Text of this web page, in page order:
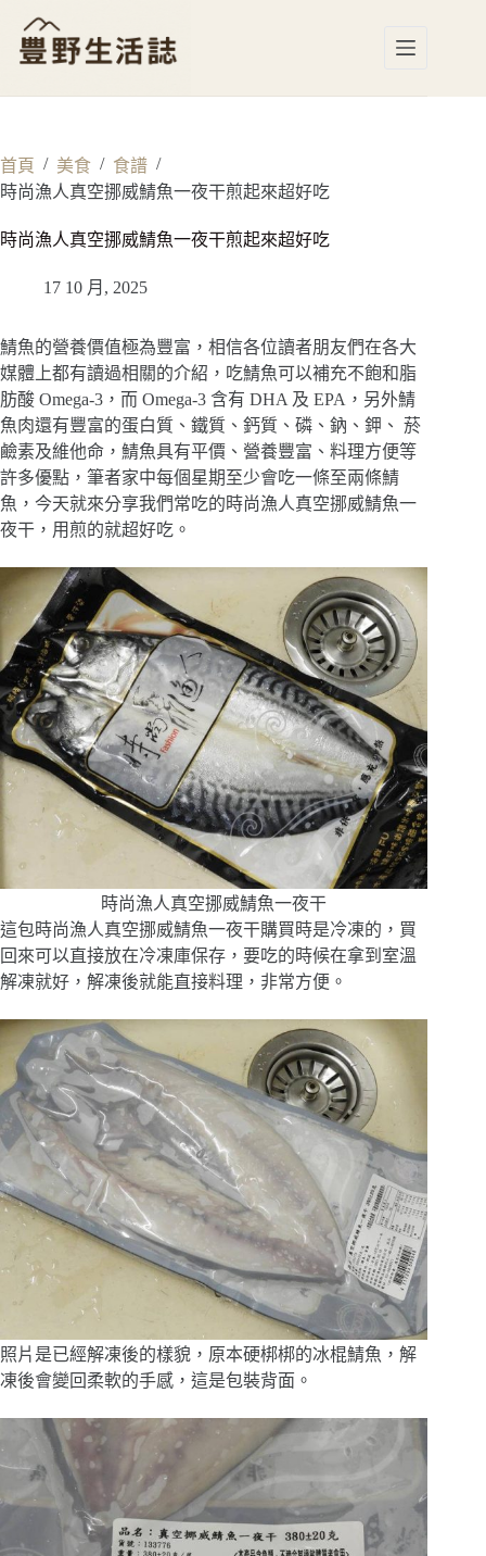
首頁 / 美食 / 食譜 /
時尚漁人真空挪威鯖魚一夜干煎起來超好吃
時尚漁人真空挪威鯖魚一夜干煎起來超好吃
17 10 月, 2025
鯖魚的營養價值極為豐富，相信各位讀者朋友們在各大
媒體上都有讀過相關的介紹，吃鯖魚可以補充不飽和脂
肪酸 Omega-3，而 Omega-3 含有 DHA 及 EPA，另外鯖
魚肉還有豐富的蛋白質、鐵質、鈣質、磷、鈉、鉀、 菸
鹼素及維他命，鯖魚具有平價、營養豐富、料理方便等
許多優點，筆者家中每個星期至少會吃一條至兩條鯖
魚，今天就來分享我們常吃的時尚漁人真空挪威鯖魚一
夜干，用煎的就超好吃。
時尚漁人真空挪威鯖魚一夜干
這包時尚漁人真空挪威鯖魚一夜干購買時是冷凍的，買
回來可以直接放在冷凍庫保存，要吃的時候在拿到室溫
解凍就好，解凍後就能直接料理，非常方便。
照片是已經解凍後的樣貌，原本硬梆梆的冰棍鯖魚，解
凍後會變回柔軟的手感，這是包裝背面。